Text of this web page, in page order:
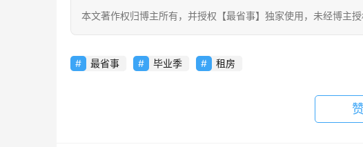
本文著作权归博主所有，并授权【最省事】独家使用，未经博主授
最省事 毕业季 租房